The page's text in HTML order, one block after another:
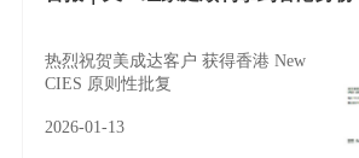
热烈祝贺美成达客户 获得香港 New
CIES 原则性批复
2026-01-13